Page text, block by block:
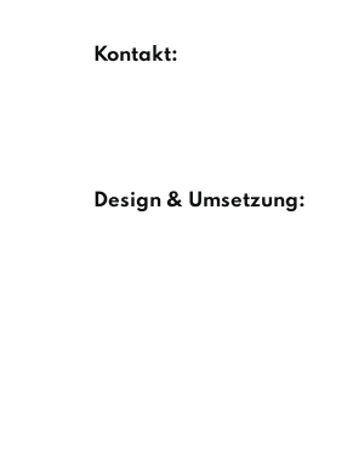
Kontakt:
Design & Umsetzung: